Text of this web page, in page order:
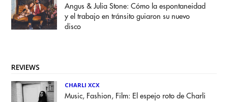
Angus & Julia Stone: Cómo la espontaneidad
y el trabajo en tránsito guiaron su nuevo
disco
REVIEWS
CHARLI XCX
Music, Fashion, Film: El espejo roto de Charli